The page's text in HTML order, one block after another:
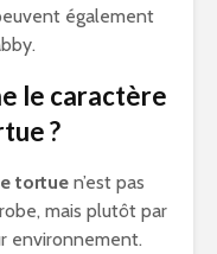
également
le caractère
?
tortue n’est pas
mais plutôt par
environnement.